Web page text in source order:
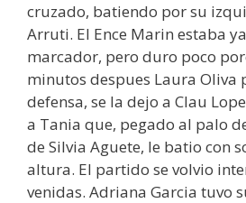
cruzado, batiendo por su
Arruti. El Ence Marin estaba
marcador, pero duro poco
minutos despues Laura Oliva
defensa, se la dejo a Clau
a Tania que, pegado al palo
de Silvia Aguete, le batio con
altura. El partido se volvio
venidas. Adriana Garcia tuvo